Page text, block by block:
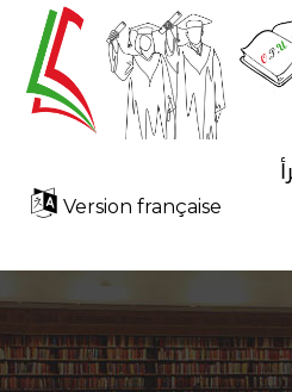
Version française